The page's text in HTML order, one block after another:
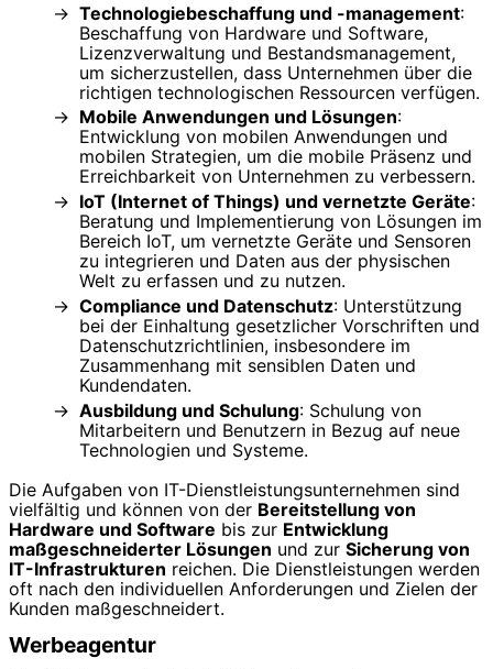
Technologiebeschaffung und -management:
Beschaffung von Hardware und Software,
Lizenzverwaltung und Bestandsmanagement,
um sicherzustellen, dass Unternehmen über die
richtigen technologischen Ressourcen verfügen.
Mobile Anwendungen und Lösungen:
Entwicklung von mobilen Anwendungen und
mobilen Strategien, um die mobile Präsenz und
Erreichbarkeit von Unternehmen zu verbessern.
IoT (Internet of Things) und vernetzte Geräte:
Beratung und Implementierung von Lösungen im
Bereich IoT, um vernetzte Geräte und Sensoren
zu integrieren und Daten aus der physischen
Welt zu erfassen und zu nutzen.
Compliance und Datenschutz: Unterstützung
bei der Einhaltung gesetzlicher Vorschriften und
Datenschutzrichtlinien, insbesondere im
Zusammenhang mit sensiblen Daten und
Kundendaten.
Ausbildung und Schulung: Schulung von
Mitarbeitern und Benutzern in Bezug auf neue
Technologien und Systeme.
Die Aufgaben von IT-Dienstleistungsunternehmen sind
vielfältig und können von der Bereitstellung von
Hardware und Software bis zur Entwicklung
maßgeschneiderter Lösungen und zur Sicherung von
IT-Infrastrukturen reichen. Die Dienstleistungen werden
oft nach den individuellen Anforderungen und Zielen der
Kunden maßgeschneidert.
Werbeagentur